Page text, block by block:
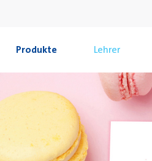
Produkte Lehrer